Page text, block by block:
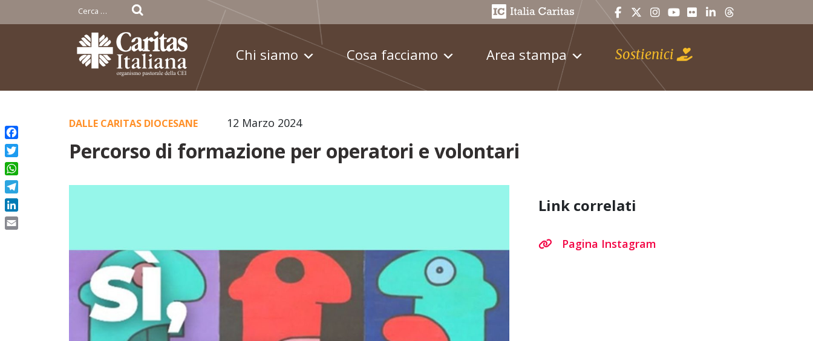
Skip
to
content
Ricerca
per:
Chi siamo Cosa facciamo Area stampa Sostienici
12 Marzo 2024
DALLE CARITAS DIOCESANE
Percorso di formazione per operatori e volontari
Link correlati
Pagina Instagram
Facebook
Twitter
WhatsApp
Telegram
LinkedIn